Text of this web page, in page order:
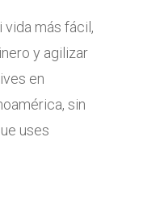
vida más fácil,
y agilizar
en
sin
uses